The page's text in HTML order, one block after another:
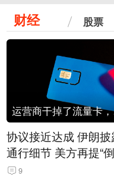
财经 股票
运
协议接近达成 伊朗
通行细节 美方再提“
9